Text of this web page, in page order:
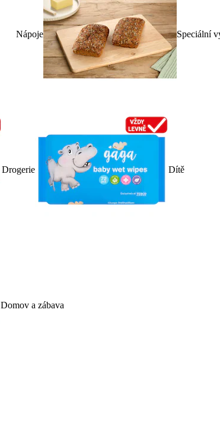
Nápoje Speciální
Drogerie Dítě
Domov a zábava